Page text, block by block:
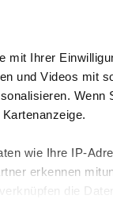
mit Ihrer
und Videos mit
Wenn
wie Ihre IP-
erkennen
die Daten
Jobs & Karriere